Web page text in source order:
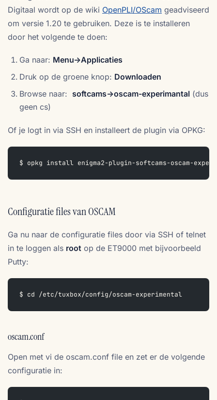
Digitaal wordt op de wiki OpenPLI/OScam geadviseerd
om versie 1.20 te gebruiken. Deze is te installeren
door het volgende te doen:
Ga naar: Menu->Applicaties
Druk op de groene knop: Downloaden
Browse naar: softcams->oscam-experimantal (dus
geen cs)
Of je logt in via SSH en installeert de plugin via OPKG:
$ opkg install enigma2-plugin-softcams-oscam-
Configuratie files van OSCAM
Ga nu naar de configuratie files door via SSH of telnet
in te loggen als root op de ET9000 met bijvoorbeeld
Putty:
$ cd /etc/tuxbox/config/oscam-experimental
oscam.conf
Open met vi de oscam.conf file en zet er de volgende
configuratie in: